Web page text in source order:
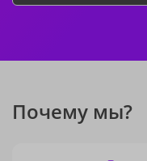
Почему мы?